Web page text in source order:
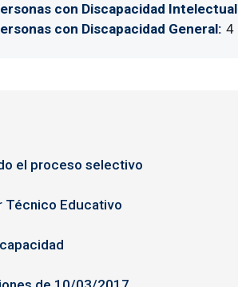
con Discapacidad Intelectual
con Discapacidad General 4
el proceso selectivo
Técnico Educativo